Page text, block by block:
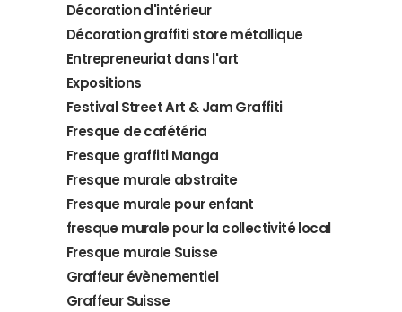
Décoration d'intérieur
Décoration graffiti store métallique
Entrepreneuriat dans l'art
Expositions
Festival Street Art & Jam Graffiti
Fresque de cafétéria
Fresque graffiti Manga
Fresque murale abstraite
Fresque murale pour enfant
fresque murale pour la collectivité local
Fresque murale Suisse
Graffeur évènementiel
Graffeur Suisse